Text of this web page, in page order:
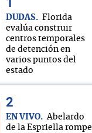
DUDAS
Florida
evalúa construir
centros temporales
de detención en
varios puntos del
estado
EN VIVO
Abelardo
de la Espriella rompe